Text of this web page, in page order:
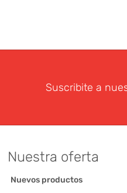
Suscribite a
Nuestra oferta
Nuevos productos